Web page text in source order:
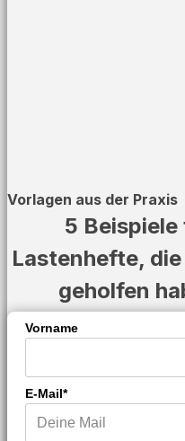
Vorlagen aus der Praxis
5 Beispiele
Lastenhefte,
geholfen
Vorname
E-Mail*